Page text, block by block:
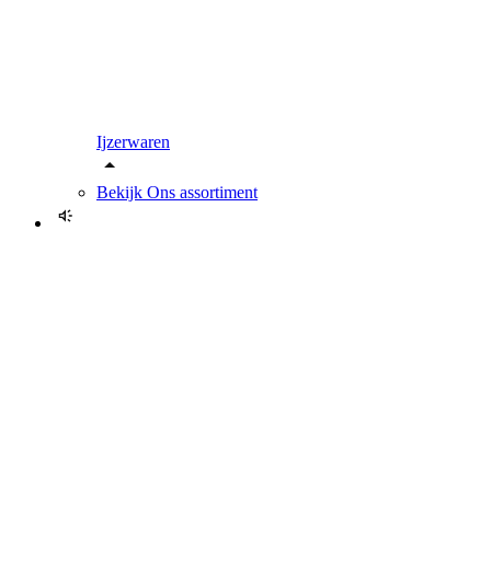
Ijzerwaren
Bekijk Ons assortiment